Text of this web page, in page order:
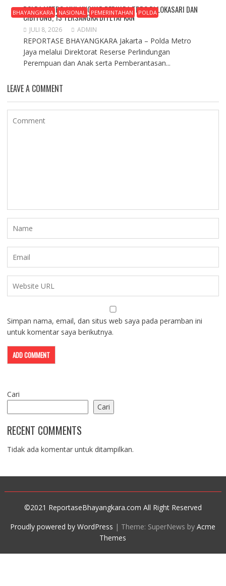
BHAYANGKARA NASIONAL PEMERINTAHAN POLDA
POLDA METRO JAYA UNGKAP PERKARA TPPO DI LOKASARI DAN
CIBITUNG, 13 TERSANGKA DITETAPKAN
JULI 8, 2026 ADMIN
REPORTASE BHAYANGKARA Jakarta – Polda Metro
Jaya melalui Direktorat Reserse Perlindungan
Perempuan dan Anak serta Pemberantasan...
LEAVE A COMMENT
Simpan nama, email, dan situs web saya pada peramban ini
untuk komentar saya berikutnya.
Cari
Cari
RECENT COMMENTS
Tidak ada komentar untuk ditampilkan.
©2021 ReportaseBhayangkara.com All Right Reserved
Proudly powered by WordPress | Theme: SuperNews byAcme
Themes